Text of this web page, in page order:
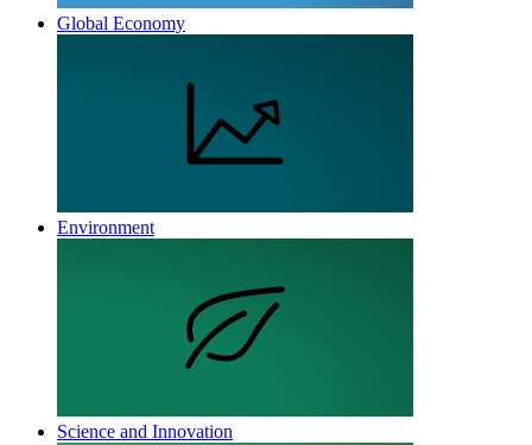
Global Economy
Environment
Science and Innovation